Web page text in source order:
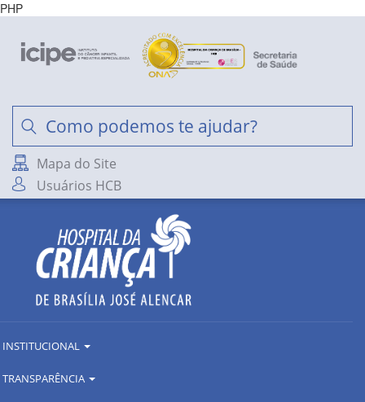
PHP
Mapa do Site
Usuários HCB
INSTITUCIONAL
TRANSPARÊNCIA